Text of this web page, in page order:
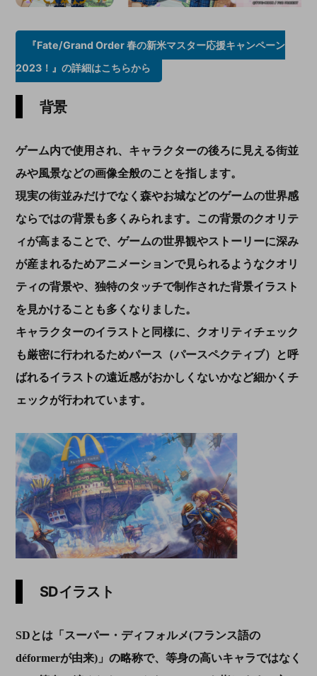
『Fate/Grand Order 春の新米マスター応援キャンペーン
2023！』の詳細はこちらから
背景
ゲーム内で使用され、キャラクターの後ろに見える街並
みや風景などの画像全般のことを指します。
現実の街並みだけでなく森やお城などのゲームの世界感
ならではの背景も多くみられます。
この背景のクオリテ
ィが高まることで、ゲームの世界観やストーリーに深み
が産まれるためアニメーションで見られるようなクオリ
ティの背景や、独特のタッチで制作された背景イラスト
を見かけることも多くなりました。
キャラクターのイラストと同様に、クオリティチェック
も厳密に行われるためパース（パースペクティブ）と呼
ばれるイラストの遠近感がおかしくないかなど細かくチ
ェックが行われています。
SDイラスト
SDとは 「 スーパー・ディフォルメ(フランス語の
déformerが由来)」 の略称で、等身の高いキャラではなく